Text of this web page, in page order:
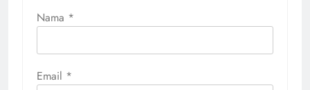
Nama *
Email *